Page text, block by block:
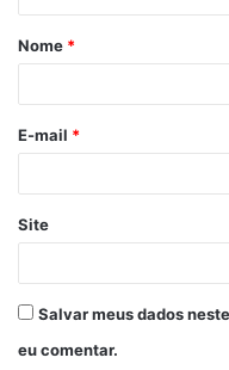
á
r
*
Nome *
E-mail *
Site
Salvar meus dados
eu comentar.